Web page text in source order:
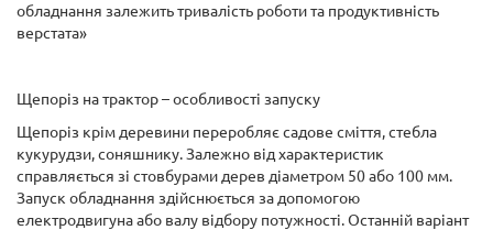
обладнання залежить тривалість роботи та продуктивність
верстата»
Щепоріз на трактор – особливості запуску
Щепоріз крім деревини переробляє садове сміття, стебла
кукурудзи, соняшнику. Залежно від характеристик
справляється зі стовбурами дерев діаметром 50 або 100 мм.
Запуск обладнання здійснюється за допомогою
електродвигуна або валу відбору потужності. Останній варіант